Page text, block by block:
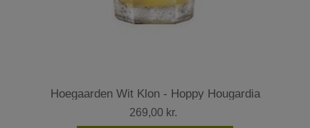
Hoegaarden Wit Klon - Hoppy Hougardia
269,00 kr.